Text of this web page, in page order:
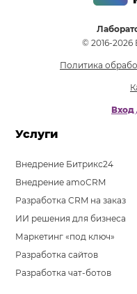
© 2016-
Политика
Вход
Услуги
Внедрение Битрикс24
Внедрение amoCRM
Разработка CRM на заказ
ИИ решения для бизнеса
Маркетинг «под ключ»
Разработка сайтов
Разработка чат-ботов